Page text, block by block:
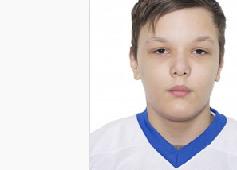
Дата заявки:
02.02.2021